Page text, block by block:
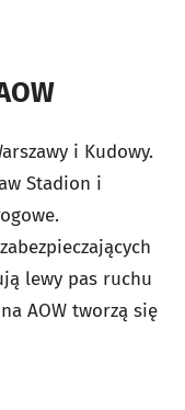
i Kudowy.
Stadion i
lewy pas ruchu
AOW tworzą się